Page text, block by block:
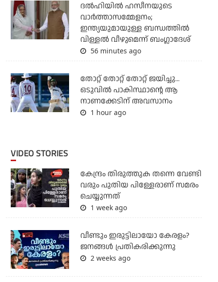
ദല്‍ഹിയില്‍ ഹസീനയുടെ
വാര്‍ത്താസമ്മേളനം;
ഇന്ത്യയുമായുള്ള ബന്ധത്തില്‍
വിള്ളല്‍ വീഴുമെന്ന് ബംഗ്ലാദേശ്
56 minutes ago
തോറ്റ് തോറ്റ് തോറ്റ് ജയിച്ചു...
ഒടുവില്‍ പാകിസ്ഥാന്റെ ആ
നാണക്കേടിന് അവസാനം
1 hour ago
VIDEO STORIES
കേന്ദ്രം തിരുത്തുക തന്നെ വേണ്ടി
വരും പുതിയ പിള്ളേരാണ് സമരം
ചെയ്യുന്നത്
1 week ago
വീണ്ടും ഇരുട്ടിലായോ കേരളം?
ജനങ്ങൾ പ്രതികരിക്കുന്നു
2 weeks ago